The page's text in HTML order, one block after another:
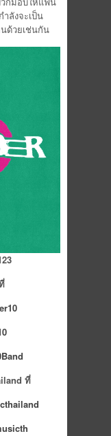
ำลังจะเป็น
ด้วยเช่นกัน
ที่